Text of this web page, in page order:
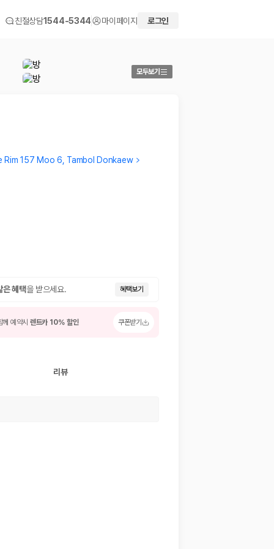
한 차량을 고를 수 있습니다.
친절상담1544-5344 마이페이지 로그인
모두보기
Rim 157 Moo 6, Tambol Donkaew
은 혜택을 받으세요. 혜택보기
께 예약시 렌트카 10% 할인 쿠폰받기
리뷰